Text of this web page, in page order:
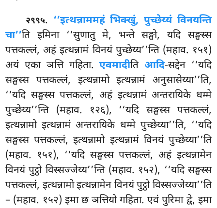
२९९५. ‘‘इत्थन्नाममहं भिक्खुं, पुच्छेय्यं विनयन्ति
चा’’ति इमिना ‘‘सुणातु मे, भन्ते सङ्घो, यदि सङ्घस्स
पत्तकल्लं, अहं इत्थन्नामं विनयं पुच्छेय्य’’न्ति (महाव. १५१)
अयं एका ञत्ति गहिता.एवमादीतिआदि-सद्देन ‘‘यदि
सङ्घस्स पत्तकल्लं, इत्थन्नामो इत्थन्नामं अनुसासेय्या’’ति,
‘‘यदि सङ्घस्स पत्तकल्लं, अहं इत्थन्नामं अन्तरायिके धम्मे
पुच्छेय्य’’न्ति (महाव. १२६), ‘‘यदि सङ्घस्स पत्तकल्लं,
इत्थन्नामो इत्थन्नामं अन्तरायिके धम्मे पुच्छेय्या’’ति, ‘‘यदि
सङ्घस्स पत्तकल्लं, इत्थन्नामो इत्थन्नामं विनयं पुच्छेय्या’’ति
(महाव. १५१), ‘‘यदि सङ्घस्स पत्तकल्लं, अहं इत्थन्नामेन
विनयं पुट्ठो विस्सज्जेय्य’’न्ति (महाव. १५२), ‘‘यदि सङ्घस्स
पत्तकल्लं, इत्थन्नामो इत्थन्नामेन विनयं पुट्ठो विस्सज्जेय्या’’ति
– (महाव. १५२) इमा छ ञत्तियो गहिता. एवं पुरिमा द्वे, इमा